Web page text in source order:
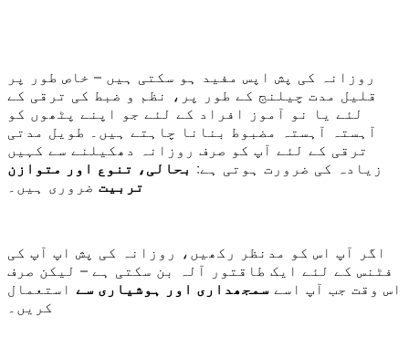
روزانہ کی پش اپس مفید ہو سکتی ہیں – خاص طور پر
قلیل مدت چیلنج کے طور پر، نظم و ضبط کی ترقی کے
لئے یا نو آموز افراد کے لئے جو اپنے پٹھوں کو
آہستہ آہستہ مضبوط بنانا چاہتے ہیں۔ طویل مدتی
ترقی کے لئے آپ کو صرف روزانہ دھکیلنے سے کہیں
زیادہ کی ضرورت ہوتی ہے: بحالی، تنوع اور متوازن
تربیت ضروری ہیں۔
اگر آپ اس کو مدنظر رکھیں، روزانہ کی پش اپ آپ کی
فٹنس کے لئے ایک طاقتور آلہ بن سکتی ہے – لیکن صرف
اس وقت جب آپ اسے سمجھداری اور ہوشیاری سے استعمال
کریں۔